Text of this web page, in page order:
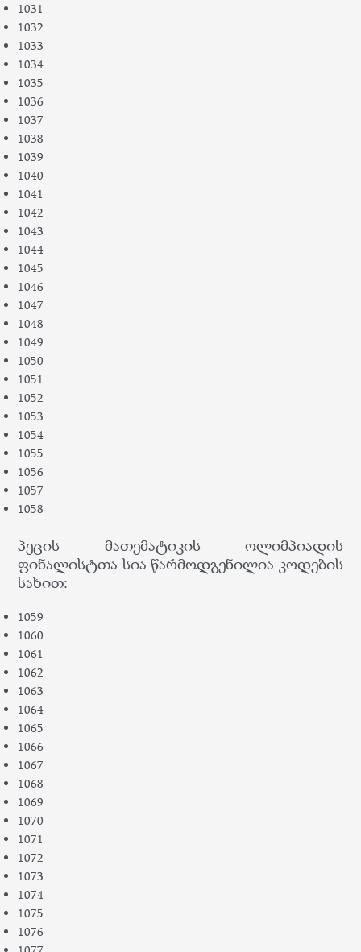
1031
1032
1033
1034
1035
1036
1037
1038
1039
1040
1041
1042
1043
1044
1045
1046
1047
1048
1049
1050
1051
1052
1053
1054
1055
1056
1057
1058
პეცის მათემატიკის ოლიმპიადის
ფინალისტთა სია წარმოდგენილია კოდების
სახით:
1059
1060
1061
1062
1063
1064
1065
1066
1067
1068
1069
1070
1071
1072
1073
1074
1075
1076